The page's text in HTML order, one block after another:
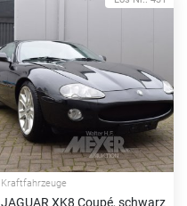
Kraftfahrzeuge
JAGUAR XK8 Coupé, schwarz